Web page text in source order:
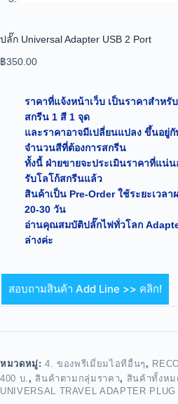
ปลั๊ก Universal Adapter USB 2 Port
฿350.00
ราคาที่แจ้งหน้าเว็บ เป็นราคาสำหรับ
สกรีน 1 สี 1 จุด
และราคาอาจมีเปลี่ยนแปลง ขึ้นอยู่
จำนวนสีที่ต้องการสกรีน
ทั้งนี้ ฝ่ายขายจะประเมินราคาที่แน่
รับโลโก้สกรีนแล้ว
สินค้าเป็น Pre-Order ใช้ระยะเวล
20-30 วัน
อ่านคุณสมบัติปลั๊กไฟทั่วโลก
ล่างค่ะ
สอบถามสินค้า Add Line >> คลิก!
หมวดหมู่:4. ของพรีเมี่ยมไอทีอื่นๆ ,
400 บ. , สินค้าตามกลุ่มราคา, สินค้าทั้งหม
UNIVERSAL TRAVEL ADAPTER PLUG